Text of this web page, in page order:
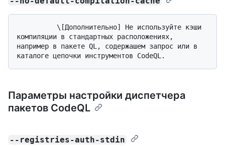
компиляции в стандартных расположениях,
например в пакете QL, содержашем запрос или в
Параметры настройки диспетчера
пакетов CodeQL
--registries-auth-stdin